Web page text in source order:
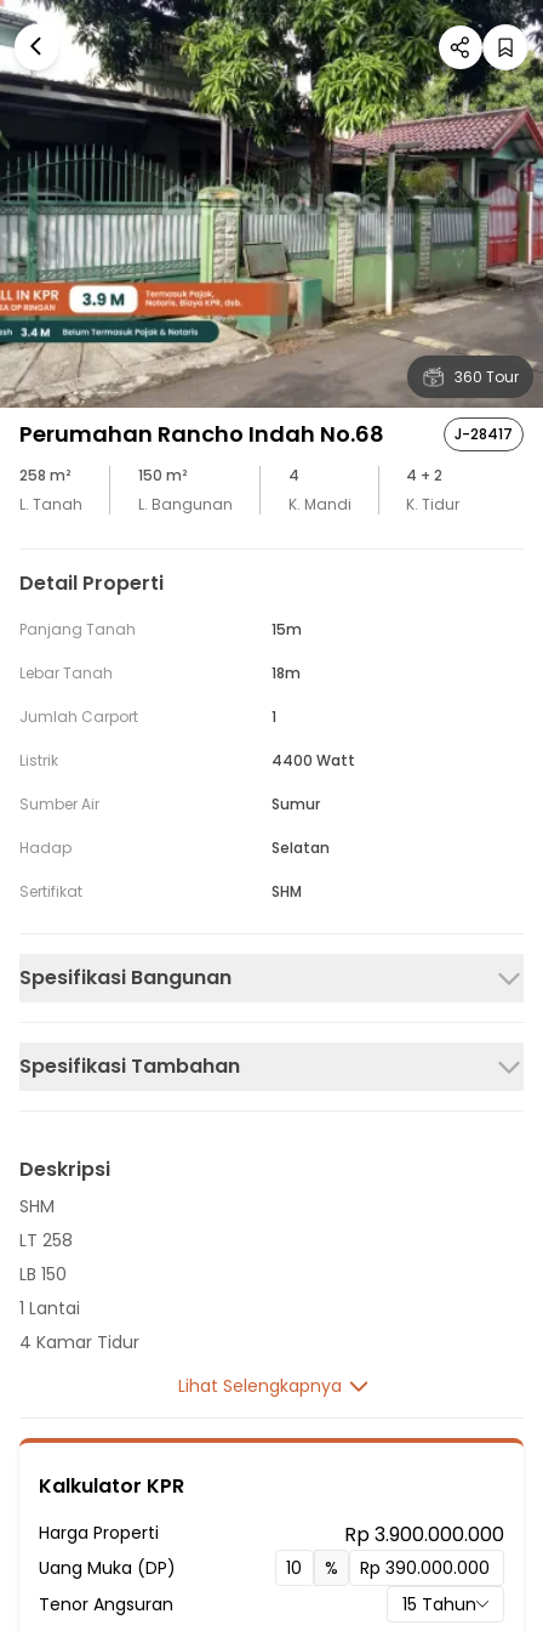
360 Tour
Perumahan Rancho Indah No.68
J-28417
258 m²
L. Tanah
150 m²
L. Bangunan
4
K. Mandi
4 + 2
K. Tidur
Detail Properti
Panjang Tanah 15m
Lebar Tanah 18m
Jumlah Carport 1
Listrik 4400 Watt
Sumber Air Sumur
Hadap Selatan
Sertifikat SHM
Spesifikasi Bangunan
Spesifikasi Tambahan
Deskripsi
SHM
LT 258
LB 150
1 Lantai
4 Kamar Tidur
2 Kamar Pembantu
Listrik 4400 VA
Sumber Air Tanah
Fasilitas Sekitar Hunian:
1 Menit ke Sekolah Dasar Negeri Tanjung Barat 05 Pagi
1 Menit ke Sekolah Dasar Negeri Tanjung Barat 03 Pagi
Lihat Selengkapnya
Kalkulator KPR
Harga Properti Rp 3.900.000.000
Uang Muka (DP)
%
Tenor Angsuran
15 Tahun